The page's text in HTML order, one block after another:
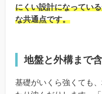
にくい設計になってい
な共通点です。
地盤と外構まで
基礎がいくら強くても